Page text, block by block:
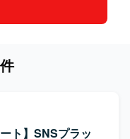
ト】SNSプラッ